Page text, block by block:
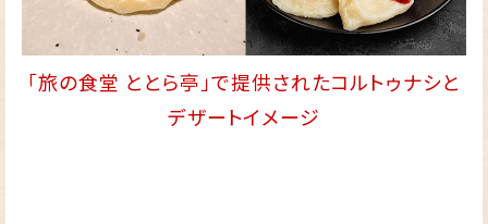
「旅の食堂 ととら亭」で提供されたコルトゥナシと
デザートイメージ